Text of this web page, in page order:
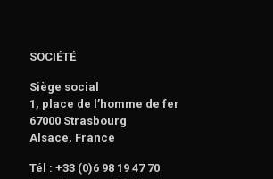
SOCIÉTÉ
Siège social
1, place de l’homme de fer
67000 Strasbourg
Alsace, France
Tél : +33 (0)6 98 19 47 70